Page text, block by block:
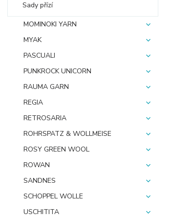
Sady přízí
MOMINOKI YARN
MYAK
PASCUALI
PUNKROCK UNICORN
RAUMA GARN
REGIA
RETROSARIA
ROHRSPATZ & WOLLMEISE
ROSY GREEN WOOL
ROWAN
SANDNES
SCHOPPEL WOLLE
USCHITITA